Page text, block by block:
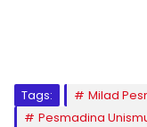
Tags:
Milad
Pesmadina